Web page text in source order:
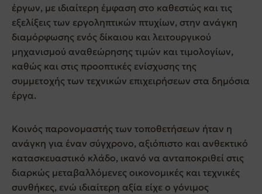
έργων, με ιδιαίτερη έμφαση στο καθεστώς και τις
εξελίξεις των εργοληπτικών πτυχίων, στην ανάγκη
διαμόρφωσης ενός δίκαιου και λειτουργικού
μηχανισμού αναθεώρησης τιμών και τιμολογίων,
καθώς και στις προοπτικές ενίσχυσης της
συμμετοχής των τεχνικών επιχειρήσεων στα δημόσια
έργα.
Κοινός παρονομαστής των τοποθετήσεων ήταν η
ανάγκη για έναν σύγχρονο, αξιόπιστο και ανθεκτικό
κατασκευαστικό κλάδο, ικανό να ανταποκριθεί στις
διαρκώς μεταβαλλόμενες οικονομικές και τεχνικές
συνθήκες, ενώ ιδιαίτερη αξία είχε ο γόνιμος